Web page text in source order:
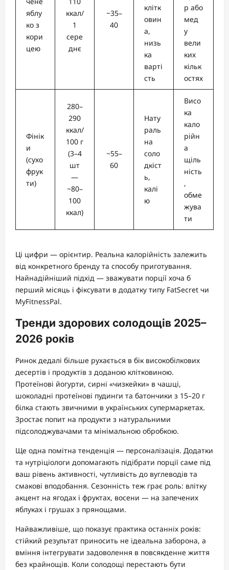
яблу
ко з
кори
цею
ккал/
1
сере
днє
~35–
40
клітк
овин
а,
низь
ка
варті
сть
р або
мед
у
вели
ких
кільк
остях
Фінік
и
(сухо
фрук
ти)
280–
290
ккал/
100 г
(3–4
шт
—
~80–
100
ккал)
~55–
60
Нату
раль
на
соло
дкіст
ь,
калі
ю
Висо
ка
кало
рійн
а
щіль
ність
,
обме
жува
ти
Ці цифри — орієнтир. Реальна калорійність залежить
від конкретного бренду та способу приготування.
Найнадійніший підхід — зважувати порції хоча б
перший місяць і фіксувати в додатку типу FatSecret чи
MyFitnessPal.
Тренди здорових солодощів 2025–
2026 років
Ринок дедалі більше рухається в бік високобілкових
десертів і продуктів з доданою клітковиною.
Протеїнові йогурти, сирні «чизкейки» в чашці,
шоколадні протеїнові пудинги та батончики з 15–20 г
білка стають звичними в українських супермаркетах.
Зростає попит на продукти з натуральними
підсолоджувачами та мінімальною обробкою.
Ще одна помітна тенденція — персоналізація. Додатки
та нутріціологи допомагають підібрати порції саме під
ваш рівень активності, чутливість до вуглеводів та
смакові вподобання. Сезонність теж грає роль: влітку
акцент на ягодах і фруктах, восени — на запечених
яблуках і грушах з прянощами.
Найважливіше, що показує практика останніх років:
стійкий результат приносить не ідеальна заборона, а
вміння інтегрувати задоволення в повсякденне життя
без крайнощів. Коли солодощі перестають бути